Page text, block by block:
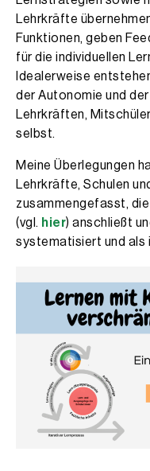
Lehrkräfte
Funktionen, geben
für die individuellen
Idealerweise
der Autonomie und
Lehrkräften,
selbst.
Meine Überlegungen
Lehrkräfte, Schulen
zusammengefasst,
(vgl. hier) anschließt
systematisiert und als